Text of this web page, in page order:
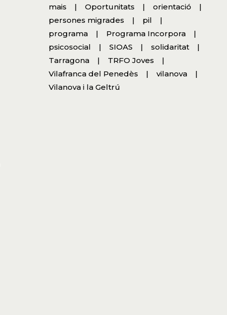
mais
Oportunitats
orientació
persones migrades
pil
programa
Programa Incorpora
psicosocial
SIOAS
solidaritat
Tarragona
TRFO Joves
Vilafranca del Penedès
vilanova
Vilanova i la Geltrú